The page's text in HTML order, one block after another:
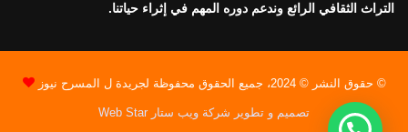
التراث الثقافي الرائع وندعم دوره المهم في إثراء حياتنا.
© حقوق النشر © 2024، جميع الحقوق محفوظة لجريدة ل المسرح نيوز
تصميم و تطوير شركة ويب ستار Web Star